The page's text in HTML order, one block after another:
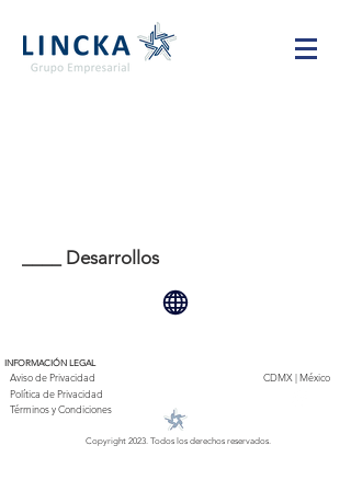
____ Desarrollos
INFORMACIÓN LEGAL
Aviso de Privacidad
Política de Privacidad
Términos y Condiciones
CDMX | México
Copyright 2023. Todos los derechos reservados.